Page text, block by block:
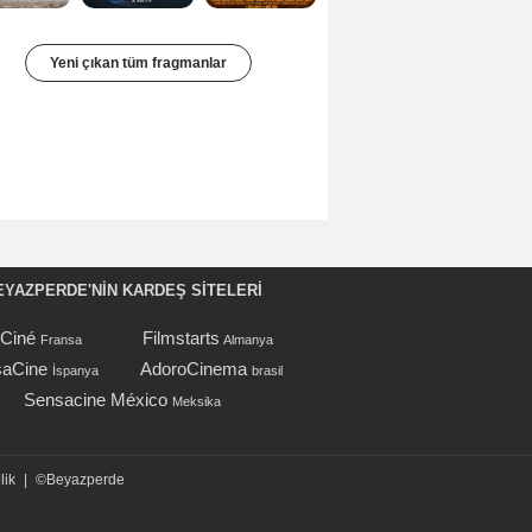
Yeni çıkan tüm fragmanlar
KARDEŞ SİTELERİ
Fransa Filmstarts Almanya
İspanya AdoroCinema brasil
Sensacine México Meksika
©Beyazperde